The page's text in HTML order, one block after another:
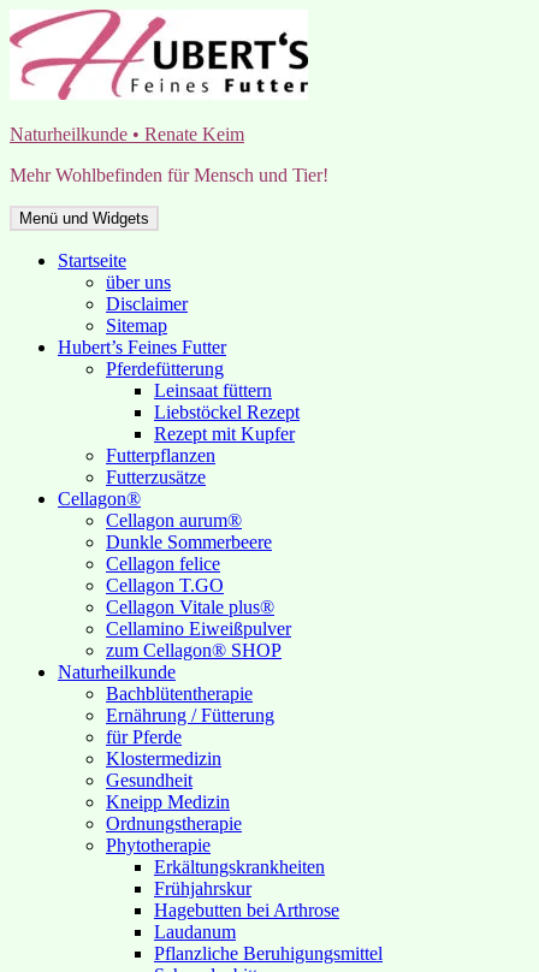
Zum
Inhalt
springen
Naturheilkunde • Renate Keim
Mehr Wohlbefinden für Mensch und Tier!
Menü und Widgets
Startseite
über uns
Disclaimer
Sitemap
Hubert’s Feines Futter
Pferdefütterung
Leinsaat füttern
Liebstöckel Rezept
Rezept mit Kupfer
Futterpflanzen
Futterzusätze
Cellagon®
Cellagon aurum®
Dunkle Sommerbeere
Cellagon felice
Cellagon T.GO
Cellagon Vitale plus®
Cellamino Eiweißpulver
zum Cellagon® SHOP
Naturheilkunde
Bachblütentherapie
Ernährung / Fütterung
für Pferde
Klostermedizin
Gesundheit
Kneipp Medizin
Ordnungstherapie
Phytotherapie
Erkältungskrankheiten
Frühjahrskur
Hagebutten bei Arthrose
Laudanum
Pflanzliche Beruhigungsmittel